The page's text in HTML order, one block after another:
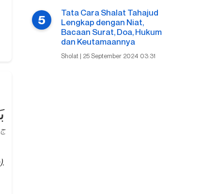
عَجِيْبٌ ۚ
Tata Cara Shalat Tahajud
Lengkap dengan Niat,
Bacaan Surat, Doa, Hukum
dan Keutamaannya
Sholat | 25 September 2024 03:31